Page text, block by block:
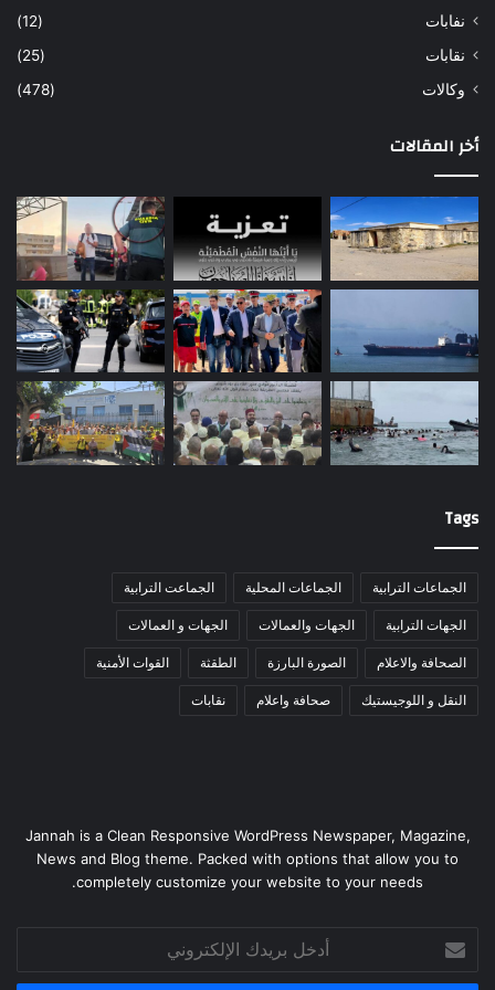
نفابات
(12)
نقابات
(25)
وكالات
(478)
أخر المقالات
Tags
الجماعات الترابية الجماعات المحلية الجماعت الترابية
الجهات الترابية الجهات والعمالات الجهات و العمالات
الصحافة والاعلام الصورة البارزة الطقثة القوات الأمنية
النقل و اللوجيستيك صحافة واعلام نقابات
Jannah is a Clean Responsive WordPress Newspaper, Magazine,
News and Blog theme. Packed with options that allow you to
completely customize your website to your needs.
بريدك
الإلكتروني